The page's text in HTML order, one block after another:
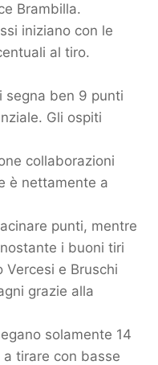
Brambilla.
iniziano con le
al tiro.
ben 9 punti
Gli ospiti
collaborazioni
è nettamente a
punti, mentre
i buoni tiri
e Bruschi
grazie alla
solamente 14
tirare con basse